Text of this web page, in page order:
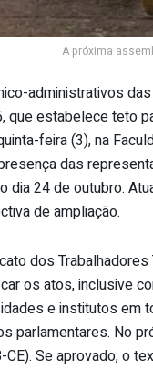
A próxima
administrativos
que estabelece teto
feira (3), na
das
dia 24 de outubro.
de ampliação.
dos
os atos, inclusive
e institutos em
parlamentares. No
CE). Se aprovado, o